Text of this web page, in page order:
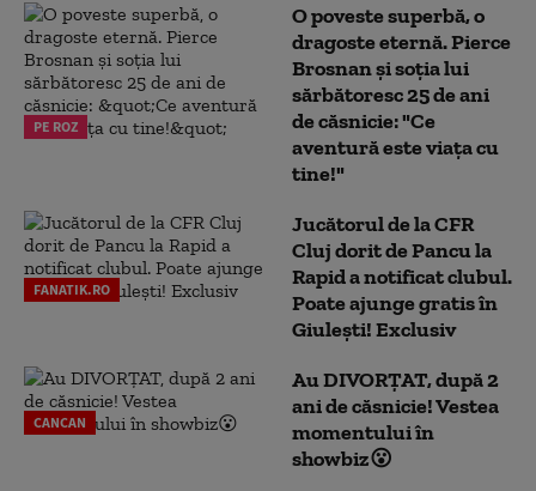
PE ROZ
O poveste superbă, o
dragoste eternă. Pierce
Brosnan și soția lui
sărbătoresc 25 de ani
de căsnicie: "Ce
aventură este viața cu
tine!"
FANATIK.RO
Jucătorul de la CFR
Cluj dorit de Pancu la
Rapid a notificat clubul.
Poate ajunge gratis în
Giulești! Exclusiv
CANCAN
Au DIVORȚAT, după 2
ani de căsnicie! Vestea
momentului în
showbiz😮